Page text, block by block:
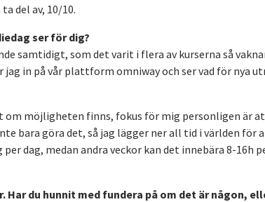
del av, 10/10.
ser för dig?
samtidigt, som det varit i flera av kurserna så
jag in på vår plattform omniway och ser vad för nya
möjligheten finns, fokus för mig personligen är
bara göra det, så jag lägger ner all tid i världen för
dag, medan andra veckor kan det innebära 8-16h
du hunnit med fundera på om det är någon,